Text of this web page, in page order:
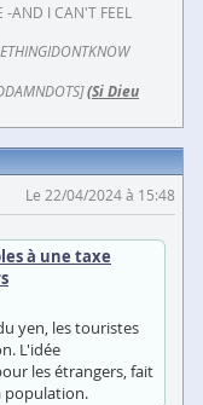
-AND I CAN'T FEEL
(Si Dieu
Le 22/04/2024 à 15:48
à une taxe
yen, les touristes
L'idée
les étrangers, fait
population.